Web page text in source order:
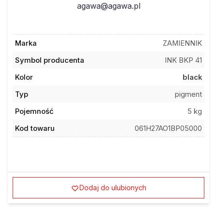
agawa@agawa.pl
Marka
ZAMIENNIK
Symbol producenta
INK BKP 41
Kolor
black
Typ
pigment
Pojemność
5 kg
Kod towaru
061H27AO1BP05000
Dodaj do ulubionych